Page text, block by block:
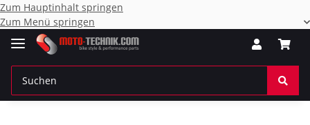
Zum Hauptinhalt springen
Zum Menü springen